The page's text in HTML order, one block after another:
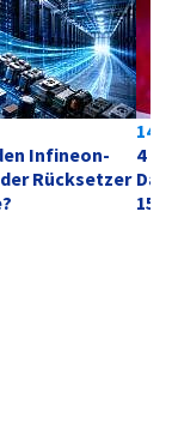
Infineon-
Rücksetzer
4
15